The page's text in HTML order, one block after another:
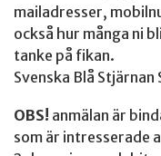
mailadresser,
också hur många ni
tanke på fikan.
Svenska Blå
OBS! anmälan är
som är intresserade